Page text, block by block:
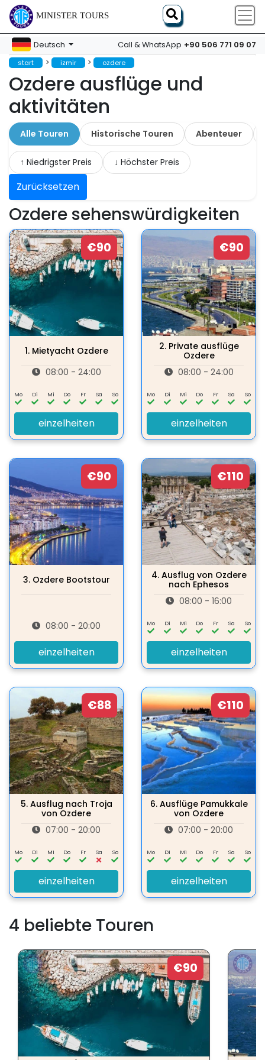
MINISTER TOURS
Deutsch Call & WhatsApp +90 506 771 09 07
start > izmir > ozdere
Ozdere ausflüge und
aktivitäten
Alle Touren Historische Touren Abenteuer
↑ Niedrigster Preis ↓ Höchster Preis
Zurücksetzen
Ozdere sehenswürdigkeiten
€90
1. Mietyacht Ozdere
08:00 - 24:00
Mo Di Mi Do Fr Sa So
einzelheiten
€90
2. Private ausflüge
Ozdere
08:00 - 24:00
Mo Di Mi Do Fr Sa So
einzelheiten
€90
3. Ozdere Bootstour
08:00 - 20:00
einzelheiten
€110
4. Ausflug von Ozdere
nach Ephesos
08:00 - 16:00
Mo Di Mi Do Fr Sa So
einzelheiten
€88
5. Ausflug nach Troja
von Ozdere
07:00 - 20:00
Mo Di Mi Do Fr Sa So
einzelheiten
€110
6. Ausflüge Pamukkale
von Ozdere
07:00 - 20:00
Mo Di Mi Do Fr Sa So
einzelheiten
4 beliebte Touren
€90